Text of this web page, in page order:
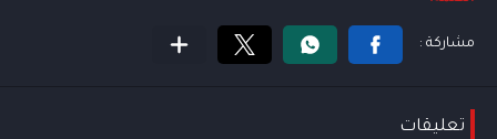
تعليقات
هل تقدمون خدمات سيو
أريد شراء بعض أدوات الويب